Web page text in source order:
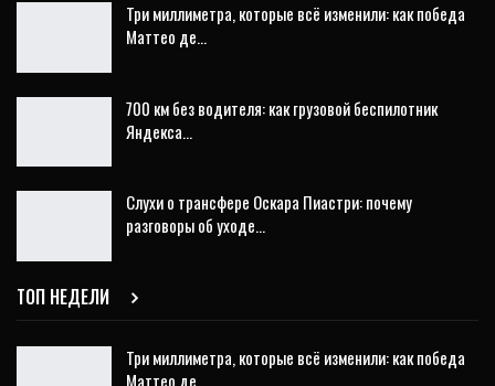
Три миллиметра, которые всё изменили: как победа
Маттео де…
700 км без водителя: как грузовой беспилотник
Яндекса…
Слухи о трансфере Оскара Пиастри: почему
разговоры об уходе…
ТОП НЕДЕЛИ
Три миллиметра, которые всё изменили: как победа
Маттео де…